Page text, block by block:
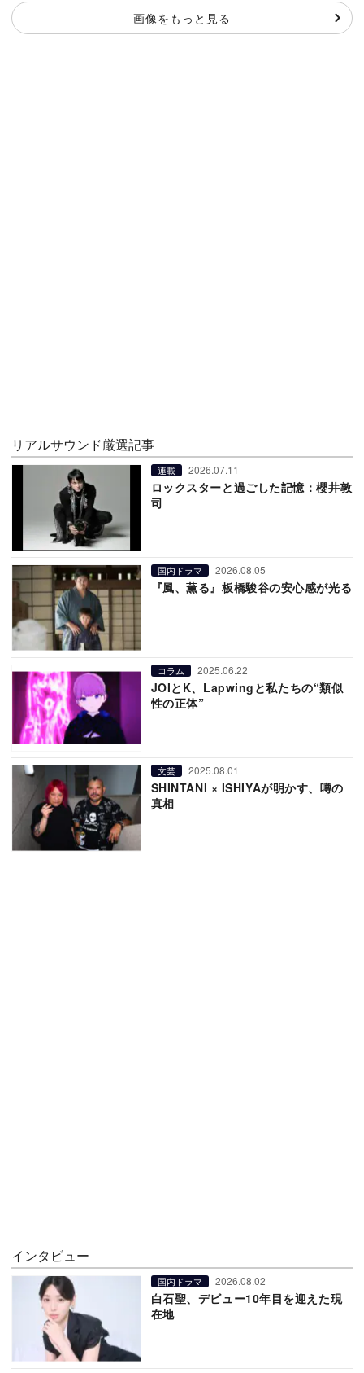
画像をもっと見る
リアルサウンド厳選記事
連載 2026.07.11
ロックスターと過ごした記憶：櫻井敦
司
国内ドラマ 2026.08.05
『風、薫る』板橋駿谷の安心感が光る
コラム 2025.06.22
JOIとK、Lapwingと私たちの“類似
性の正体”
文芸 2025.08.01
SHINTANI × ISHIYAが明かす、噂の
真相
インタビュー
国内ドラマ 2026.08.02
白石聖、デビュー10年目を迎えた現
在地